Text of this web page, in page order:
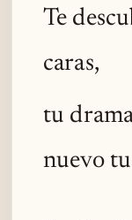
Te
caras,
tu
nuevo